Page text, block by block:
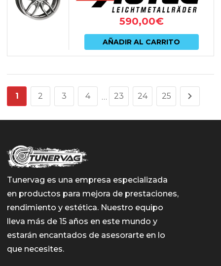
590,00€
AÑADIR AL CARRITO
1 2 3 4 … 23 24 25
Tunervag es una empresa especializada
en productos para mejora de prestaciones,
rendimiento y estética. Nuestro equipo
lleva más de 15 años en este mundo y
estarán encantados de asesorarte en lo
que necesites.